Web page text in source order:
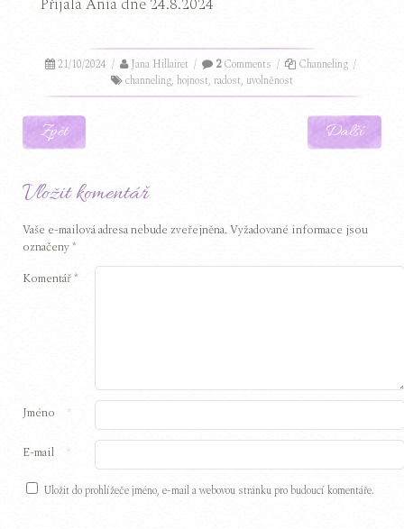
21/10/2024 / Jana Hillairet / 2Comments / Channeling /
channeling, hojnost, radost, uvolněnost
Post navigation
Zpět Další
Vložit komentář
Vaše e-mailová adresa nebude zveřejněna. Vyžadované informace jsou
označeny*
Komentář*
Jméno *
E-mail *
Uložit do prohlížeče jméno, e-mail a webovou stránku pro budoucí komentáře.